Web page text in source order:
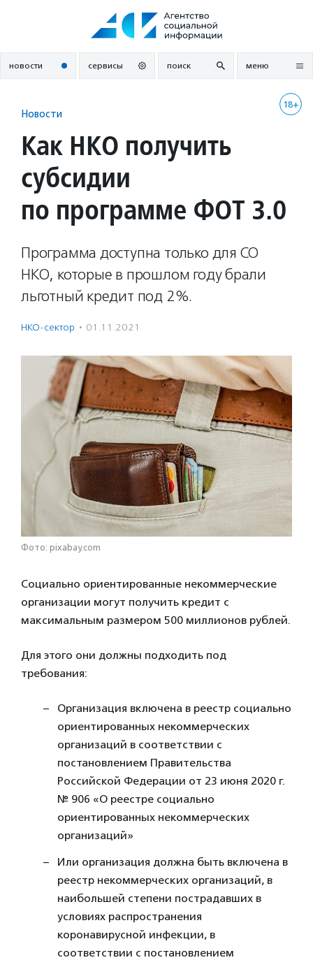
новости сервисы поиск меню
18+
Новости
Как НКО получить
субсидии
по программе ФОТ 3.0
Программа доступна только для СО
НКО, которые в прошлом году брали
льготный кредит под 2%.
НКО-сектор · 01.11.2021
Фото: pixabay.com
Социально ориентированные некоммерческие
организации могут получить кредит с
максимальным размером 500 миллионов рублей.
Для этого они должны подходить под
требования:
Организация включена в реестр социально
ориентированных некоммерческих
организаций в соответствии с
постановлением Правительства
Российской Федерации от 23 июня 2020 г.
№ 906 «О реестре социально
ориентированных некоммерческих
организаций»
Или организация должна быть включена в
реестр некоммерческих организаций, в
наибольшей степени пострадавших в
условиях распространения
коронавирусной инфекции, в
соответствии с постановлением